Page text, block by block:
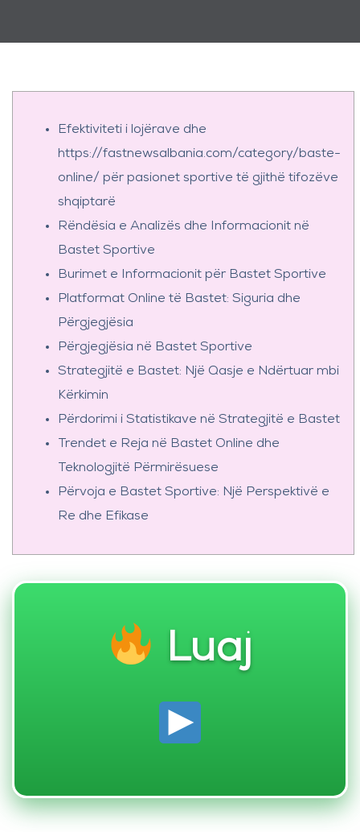
Efektiviteti i lojërave dhe
https://fastnewsalbania.com/category/baste-
online/ për pasionet sportive të gjithë tifozëve
shqiptarë
Rëndësia e Analizës dhe Informacionit në
Bastet Sportive
Burimet e Informacionit për Bastet Sportive
Platformat Online të Bastet: Siguria dhe
Përgjegjësia
Përgjegjësia në Bastet Sportive
Strategjitë e Bastet: Një Qasje e Ndërtuar mbi
Kërkimin
Përdorimi i Statistikave në Strategjitë e Bastet
Trendet e Reja në Bastet Online dhe
Teknologjitë Përmirësuese
Përvoja e Bastet Sportive: Një Perspektivë e
Re dhe Efikase
Luaj